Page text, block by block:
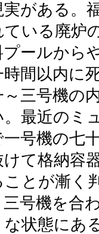
実がある。
ている廃炉
プールから
時間以内に
～三号機の
。最近のミ
一号機の七
けて格納容
ことが漸く
三号機を合
な状態にあ